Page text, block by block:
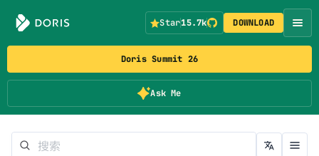
Doris Summit 26
Ask Me
Star15.7k DOWNLOAD